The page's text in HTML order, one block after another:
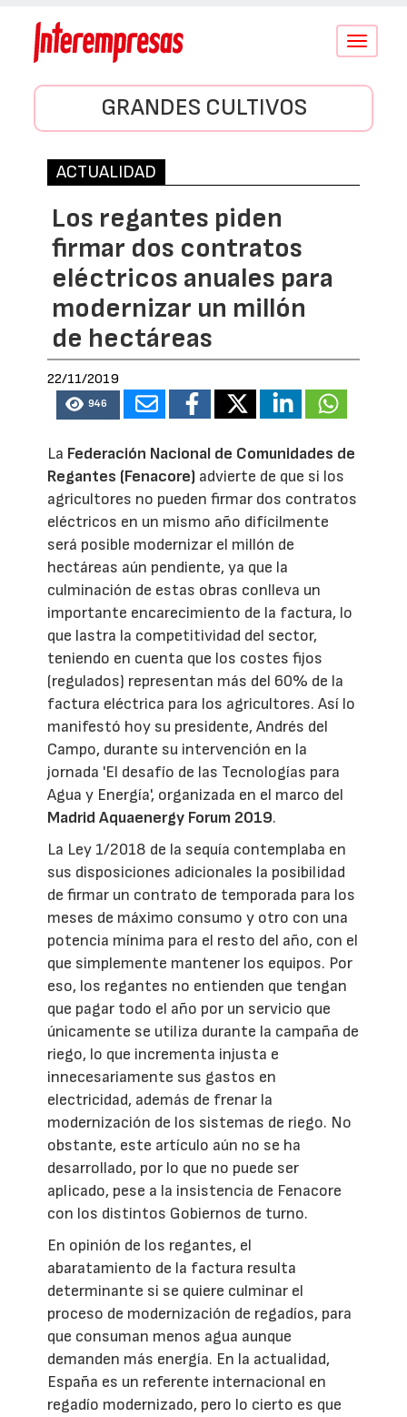
Conmutar
GRANDES CULTIVOS
ACTUALIDAD
Los regantes piden
firmar dos contratos
eléctricos anuales para
modernizar un millón
de hectáreas
22/11/2019
946
La Federación Nacional de Comunidades de
Regantes (Fenacore) advierte de que si los
agricultores no pueden firmar dos contratos
eléctricos en un mismo año difícilmente
será posible modernizar el millón de
hectáreas aún pendiente, ya que la
culminación de estas obras conlleva un
importante encarecimiento de la factura, lo
que lastra la competitividad del sector,
teniendo en cuenta que los costes fijos
(regulados) representan más del 60% de la
factura eléctrica para los agricultores. Así lo
manifestó hoy su presidente, Andrés del
Campo, durante su intervención en la
jornada 'El desafío de las Tecnologías para
Agua y Energía', organizada en el marco del
Madrid Aquaenergy Forum 2019.
La Ley 1/2018 de la sequía contemplaba en
sus disposiciones adicionales la posibilidad
de firmar un contrato de temporada para los
meses de máximo consumo y otro con una
potencia mínima para el resto del año, con el
que simplemente mantener los equipos. Por
eso, los regantes no entienden que tengan
que pagar todo el año por un servicio que
únicamente se utiliza durante la campaña de
riego, lo que incrementa injusta e
innecesariamente sus gastos en
electricidad, además de frenar la
modernización de los sistemas de riego. No
obstante, este artículo aún no se ha
desarrollado, por lo que no puede ser
aplicado, pese a la insistencia de Fenacore
con los distintos Gobiernos de turno.
En opinión de los regantes, el
abaratamiento de la factura resulta
determinante si se quiere culminar el
proceso de modernización de regadíos, para
que consuman menos agua aunque
demanden más energía. En la actualidad,
España es un referente internacional en
regadío modernizado, pero lo cierto es que